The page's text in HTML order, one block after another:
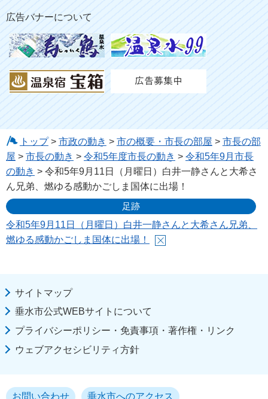
広告バナーについて
トップ> 市政の動き > 市の概要・市長の部屋 > 市長の部
屋 > 市長の動き > 令和5年度市長の動き > 令和5年9月市長
の動き > 令和5年9月11日（月曜日）白井一静さんと大希さ
ん兄弟、燃ゆる感動かごしま国体に出場！
足跡
令和5年9月11日（月曜日）白井一静さんと大希さん兄弟、
燃ゆる感動かごしま国体に出場！
サイトマップ
垂水市公式WEBサイトについて
プライバシーポリシー・免責事項・著作権・リンク
ウェブアクセシビリティ方針
お問い合わせ 垂水市へのアクセス